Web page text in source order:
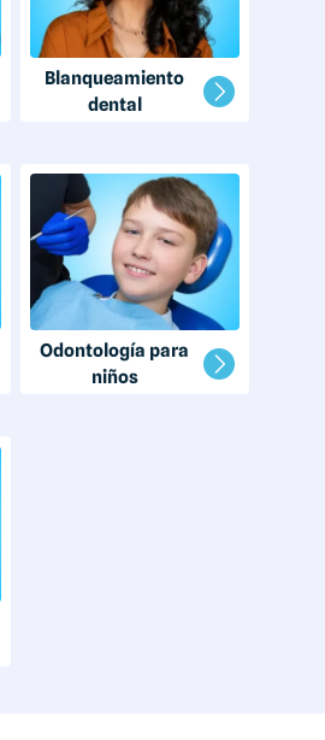
Blanqueamiento
dental
Odontología para
niños